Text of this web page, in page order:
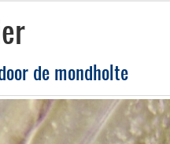
de mondholte